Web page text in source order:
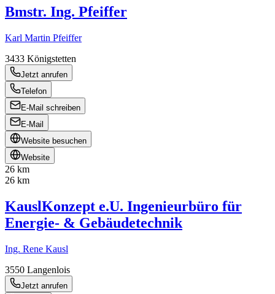
Bmstr. Ing. Pfeiffer
Karl Martin Pfeiffer
3433 Königstetten
Jetzt anrufen
Telefon
E-Mail schreiben
E-Mail
Website besuchen
Website
26 km
26 km
KauslKonzept e.U. Ingenieurbüro für
Energie- & Gebäudetechnik
Ing. Rene Kausl
3550 Langenlois
Jetzt anrufen